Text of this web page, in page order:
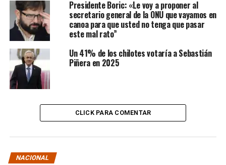
Presidente Boric: «Le voy a proponer al
secretario general de la ONU que vayamos en
canoa para que usted no tenga que pasar
este mal rato”
Un 41% de los chilotes votaría a Sebastián
Piñera en 2025
CLICK PARA COMENTAR
NACIONAL